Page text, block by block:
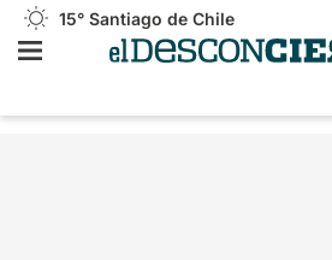
15° Santiago de Chile